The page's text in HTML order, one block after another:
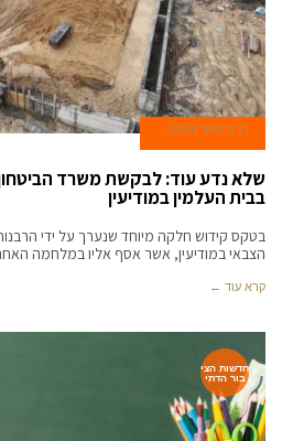
21 בינואר 2024
שלא נדע עוד: לבקשת משרד
בבית העלמין במודיעין
בטקס קידוש חלקה מיוחד שנערך על ידי
הצבאי במודיעין, אשר אסף אליו במלחמה
קרא עוד ←
חדשות הצי
בור הדתי